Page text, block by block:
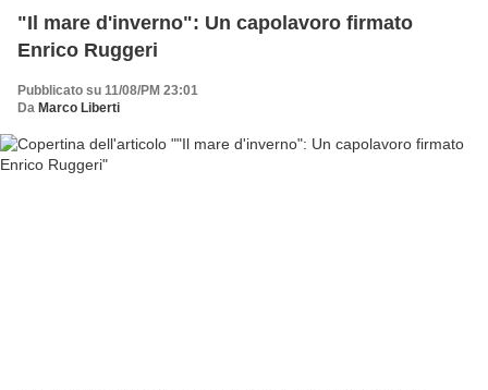
"Il mare d'inverno": Un capolavoro firmato
Enrico Ruggeri
Pubblicato su 11/08/PM 23:01
Da Marco Liberti